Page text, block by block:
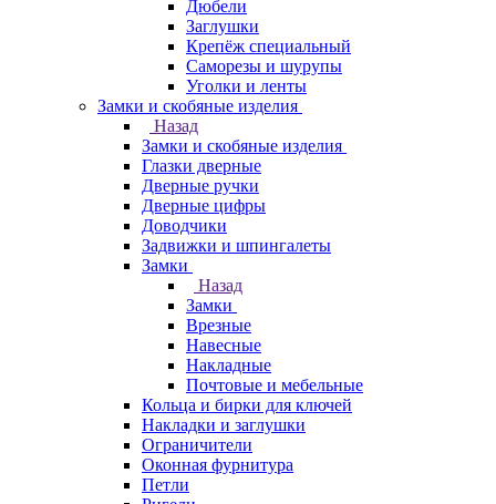
Дюбели
Заглушки
Крепёж специальный
Саморезы и шурупы
Уголки и ленты
Замки и скобяные изделия
Назад
Замки и скобяные изделия
Глазки дверные
Дверные ручки
Дверные цифры
Доводчики
Задвижки и шпингалеты
Замки
Назад
Замки
Врезные
Навесные
Накладные
Почтовые и мебельные
Кольца и бирки для ключей
Накладки и заглушки
Ограничители
Оконная фурнитура
Петли